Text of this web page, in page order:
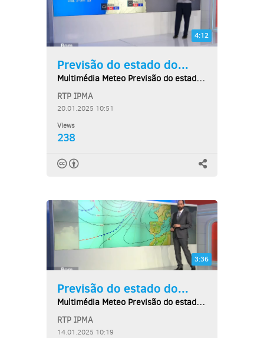
4:12
Previsão do estado do...
Multimédia Meteo Previsão do estado do tempo,...
RTP IPMA
20.01.2025 10:51
Views
238
3:36
Previsão do estado do...
Multimédia Meteo Previsão do estado do tempo,...
RTP IPMA
14.01.2025 10:19